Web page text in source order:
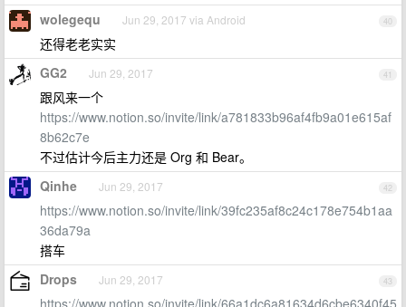
40
wolegequ Jun 29, 2017 via Android
还得老老实实
41
GG2 Jun 29, 2017
跟风来一个
https://www.notion.so/invite/link/a781833b96af4fb9a01e615af
8b62c7e
不过估计今后主力还是 Org 和 Bear。
42
Qinhe Jun 29, 2017
https://www.notion.so/invite/link/39fc235af8c24c178e754b1aa
36da79a
搭车
43
Drops Jun 29, 2017
https://www.notion.so/invite/link/66a1dc6a81634d6cbe6340f45